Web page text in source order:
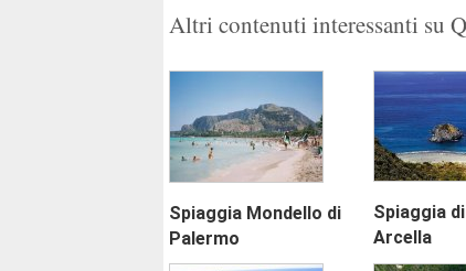
Altri contenuti interessanti su
Spiaggia Mondello di
Palermo
Spiaggia
Arcella